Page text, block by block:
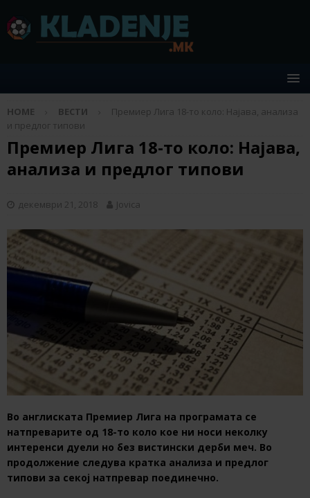
HOME ВЕСТИ
Премиер Лига 18-то коло: Најава, анализа
и предлог типови
Премиер Лига 18-то коло: Најава,
анализа и предлог типови
декември 21, 2018 Jovica
Во англиската Премиер Лига на програмата се
натпреварите од 18-то коло кое ни носи неколку
интеренси дуели но без вистински дерби меч. Во
продолжение следува кратка анализа и предлог
типови за секој натпревар поединечно.